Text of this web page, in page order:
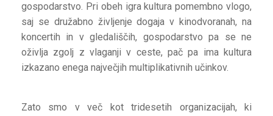
gospodarstvo. Pri obeh igra kultura pomembno vlogo,
saj se družabno življenje dogaja v kinodvoranah, na
koncertih in v gledališčih, gospodarstvo pa se ne
oživlja zgolj z vlaganji v ceste, pač pa ima kultura
izkazano enega največjih multiplikativnih učinkov.
Zato smo v več kot tridesetih organizacijah, ki